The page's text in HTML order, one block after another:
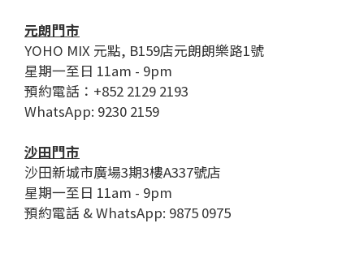
元朗門市
YOHO MIX 元點, B159店元朗朗樂路1號
星期一至日 11am - 9pm
預約電話：+852 2129 2193
WhatsApp: 9230 2159
沙田門市
沙田新城市廣場3期3樓A337號店
星期一至日 11am - 9pm
預約電話 & WhatsApp: 9875 0975